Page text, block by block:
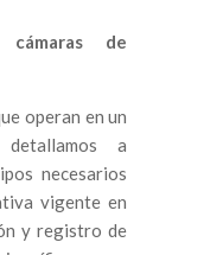
de
operan en un
a
necesarios
vigente en
y registro de